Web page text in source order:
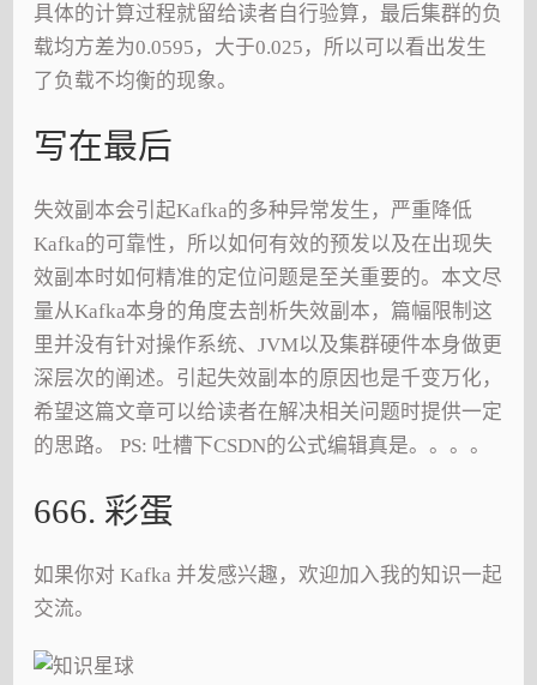
具体的计算过程就留给读者自行验算，最后集群的负
载均方差为0.0595，大于0.025，所以可以看出发生
了负载不均衡的现象。
写在最后
失效副本会引起Kafka的多种异常发生，严重降低
Kafka的可靠性，所以如何有效的预发以及在出现失
效副本时如何精准的定位问题是至关重要的。本文尽
量从Kafka本身的角度去剖析失效副本，篇幅限制这
里并没有针对操作系统、JVM以及集群硬件本身做更
深层次的阐述。引起失效副本的原因也是千变万化，
希望这篇文章可以给读者在解决相关问题时提供一定
的思路。 PS: 吐槽下CSDN的公式编辑真是。。。。
666. 彩蛋
如果你对 Kafka 并发感兴趣，欢迎加入我的知识一起
交流。